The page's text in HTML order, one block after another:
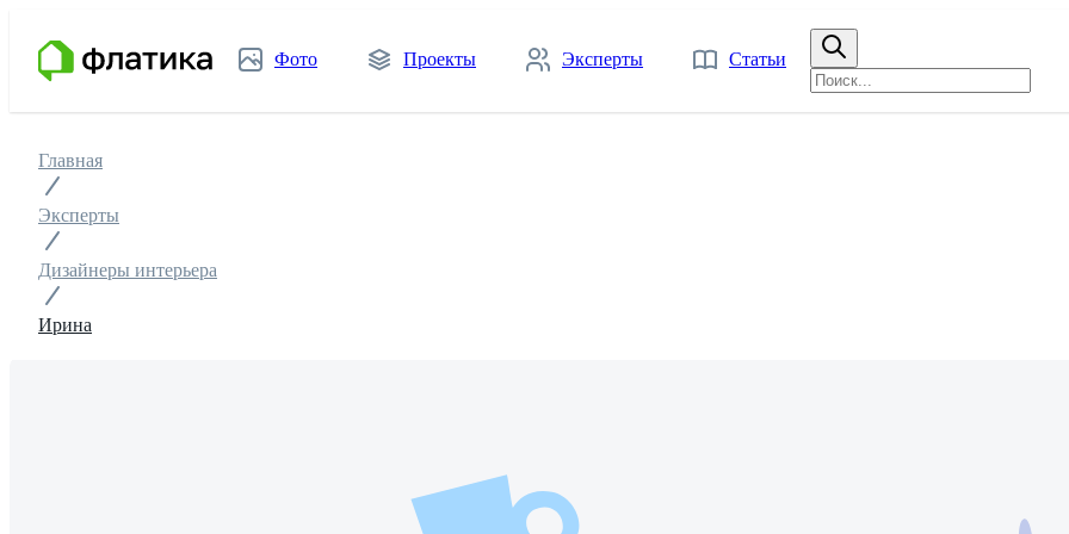
Фото Проекты Эксперты Статьи
Главная
Эксперты
Дизайнеры интерьера
Ирина